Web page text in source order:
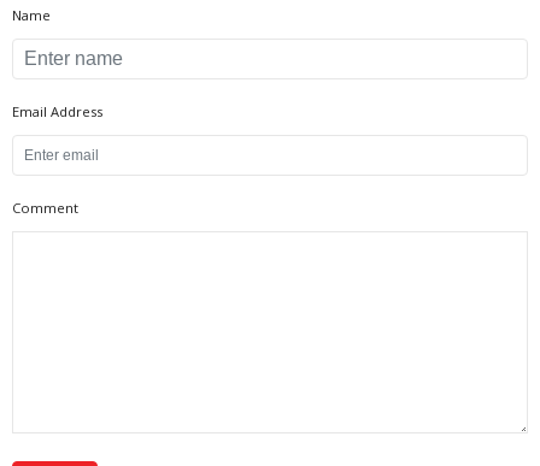
Name
Email Address
Comment